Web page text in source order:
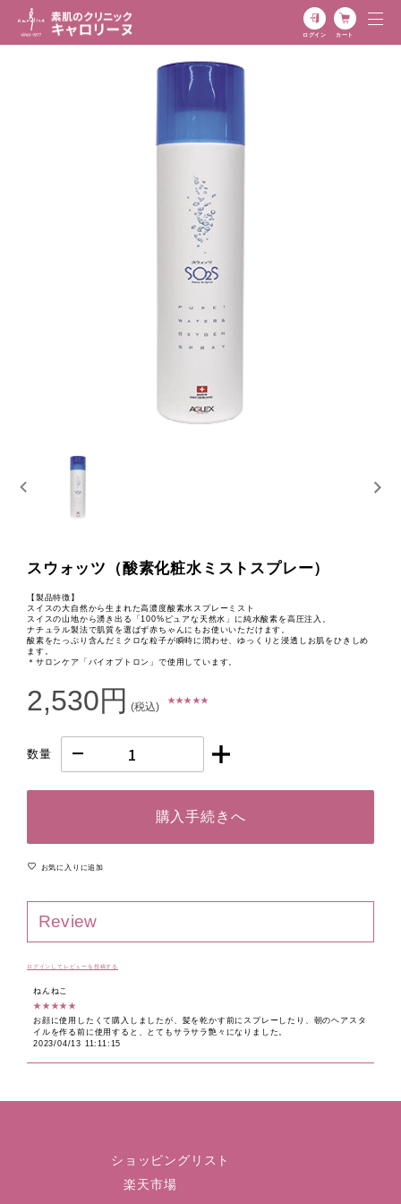
ログイン カート
スウォッツ（酸素化粧水ミストスプレー）
【製品特徴】
スイスの大自然から生まれた高濃度酸素水スプレーミスト
スイスの山地から湧き出る「100%ピュアな天然水」に純水酸素を高圧注入。
ナチュラル製法で肌質を選ばず赤ちゃんにもお使いいただけます。
酸素をたっぷり含んだミクロな粒子が瞬時に潤わせ、ゆっくりと浸透しお肌をひきしめ
ます。
＊サロンケア「バイオプトロン」で使用しています。
2,530円 (税込) ★ ★ ★ ★ ★
数量
購入手続きへ
お気に入りに追加
Review
ログインしてレビューを投稿する
ねんねこ
★★★★★
お顔に使用したくて購入しましたが、髪を乾かす前にスプレーしたり、朝のヘアスタ
イルを作る前に使用すると、とてもサラサラ艶々になりました。
2023/04/13 11:11:15
ショッピングリスト
楽天市場